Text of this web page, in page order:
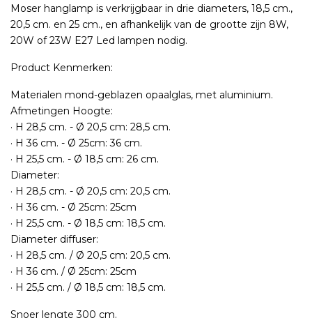
Moser hanglamp is verkrijgbaar in drie diameters, 18,5 cm.,
20,5 cm. en 25 cm., en afhankelijk van de grootte zijn 8W,
20W of 23W E27 Led lampen nodig.
Product Kenmerken:
Materialen mond-geblazen opaalglas, met aluminium.
Afmetingen Hoogte:
· H 28,5 cm. - Ø 20,5 cm: 28,5 cm.
· H 36 cm. - Ø 25cm: 36 cm.
· H 25,5 cm. - Ø 18,5 cm: 26 cm.
Diameter:
· H 28,5 cm. - Ø 20,5 cm: 20,5 cm.
· H 36 cm. - Ø 25cm: 25cm
· H 25,5 cm. - Ø 18,5 cm: 18,5 cm.
Diameter diffuser:
· H 28,5 cm. / Ø 20,5 cm: 20,5 cm.
· H 36 cm. / Ø 25cm: 25cm
· H 25,5 cm. / Ø 18,5 cm: 18,5 cm.
Snoer lengte 300 cm.